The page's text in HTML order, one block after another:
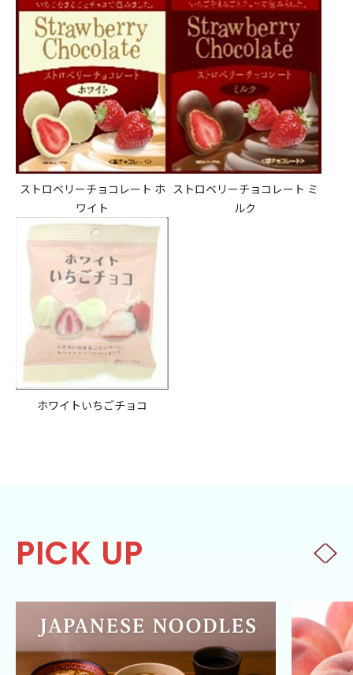
ストロベリーチョコレート ホ
ワイト
ストロベリーチョコレート ミ
ルク
ホワイトいちごチョコ
PICK UP